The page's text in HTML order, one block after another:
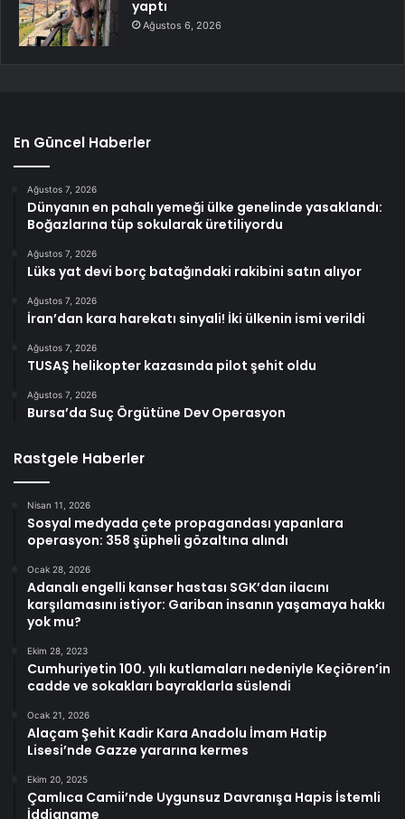
yaptı
Ağustos 6, 2026
En Güncel Haberler
Ağustos 7, 2026
Dünyanın en pahalı yemeği ülke genelinde yasaklandı:
Boğazlarına tüp sokularak üretiliyordu
Ağustos 7, 2026
Lüks yat devi borç batağındaki rakibini satın alıyor
Ağustos 7, 2026
İran’dan kara harekatı sinyali! İki ülkenin ismi verildi
Ağustos 7, 2026
TUSAŞ helikopter kazasında pilot şehit oldu
Ağustos 7, 2026
Bursa’da Suç Örgütüne Dev Operasyon
Rastgele Haberler
Nisan 11, 2026
Sosyal medyada çete propagandası yapanlara
operasyon: 358 şüpheli gözaltına alındı
Ocak 28, 2026
Adanalı engelli kanser hastası SGK’dan ilacını
karşılamasını istiyor: Gariban insanın yaşamaya hakkı
yok mu?
Ekim 28, 2023
Cumhuriyetin 100. yılı kutlamaları nedeniyle Keçiören’in
cadde ve sokakları bayraklarla süslendi
Ocak 21, 2026
Alaçam Şehit Kadir Kara Anadolu İmam Hatip
Lisesi’nde Gazze yararına kermes
Ekim 20, 2025
Çamlıca Camii’nde Uygunsuz Davranışa Hapis İstemli
İddianame